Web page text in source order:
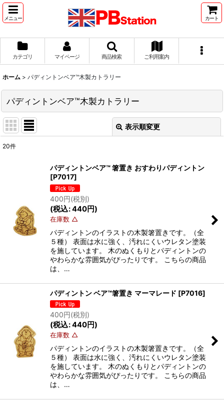
メニュー カート
カテゴリ マイページ 商品検索 ご利用案内
ホーム > パディントンベア™木製カトラリー
パディントンベア™木製カトラリー
表示順変更
20件
パディントンベア™ 箸置き おすわりパディントン
[P7017]
400円(税別)
(税込:440円)
在庫数 △
パディントンのイラストの木製箸置きです。（全
５種） 表面は水に強く、汚れにくいウレタン塗装
を施しています。 木のぬくもりとパディントンの
やわらかな雰囲気がぴったりです。 こちらの商品
は、…
パディントン ベア™箸置き マーマレード [P7016]
400円(税別)
(税込:440円)
在庫数 △
パディントンのイラストの木製箸置きです。（全
５種） 表面は水に強く、汚れにくいウレタン塗装
を施しています。 木のぬくもりとパディントンの
やわらかな雰囲気がぴったりです。 こちらの商品
は、…